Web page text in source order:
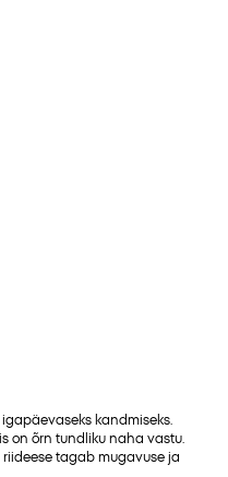
kandmiseks.
on õrn tundliku naha vastu.
tagab mugavuse ja